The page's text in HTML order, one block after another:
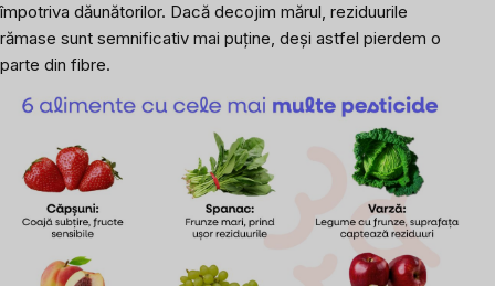
împotriva dăunătorilor. Dacă decojim mărul, reziduurile
rămase sunt semnificativ mai puține, deși astfel pierdem o
parte din fibre.